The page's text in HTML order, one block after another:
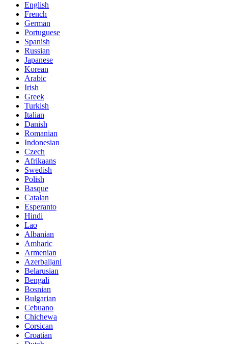
English
French
German
Portuguese
Spanish
Russian
Japanese
Korean
Arabic
Irish
Greek
Turkish
Italian
Danish
Romanian
Indonesian
Czech
Afrikaans
Swedish
Polish
Basque
Catalan
Esperanto
Hindi
Lao
Albanian
Amharic
Armenian
Azerbaijani
Belarusian
Bengali
Bosnian
Bulgarian
Cebuano
Chichewa
Corsican
Croatian